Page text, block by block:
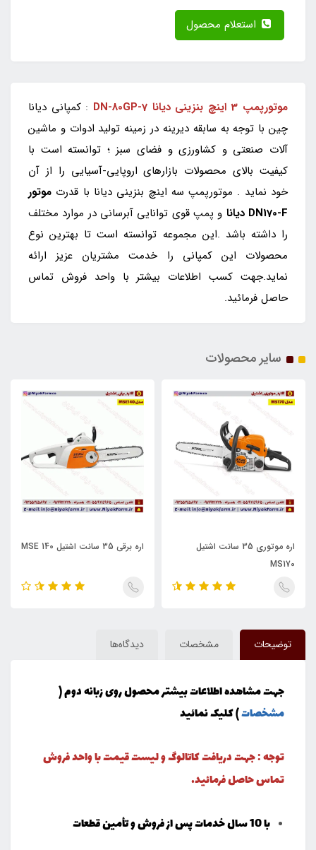
موتورپمپ 3 اینچ بنزینی دیانا DN-80GP-7 : کمپانی دیانا
چین با توجه به سابقه دیرینه در زمینه تولید ادوات و ماشین
آلات صنعتی و کشاورزی و فضای سبز ؛ توانسته است با
کیفیت بالای محصولات بازارهای اروپایی-آسیایی را از آن
خود نماید . موتورپمپ سه اینچ بنزینی دیانا با قدرت موتور
DN170-F دیانا
و پمپ قوی توانایی آبرسانی در موارد مختلف
را داشته باشد .این مجموعه توانسته است تا بهترین نوع
محصولات این کمپانی را خدمت مشتریان عزیز ارائه
نماید.جهت کسب اطلاعات بیشتر با واحد فروش تماس
حاصل فرمائید.
سایر محصولات
اره موتوری 35 سانت اشتیل
MS170
اره برقی 35 سانت اشتیل MSE 140
توضیحات مشخصات دیدگاه‌ها
جهت مشاهده اطلاعات بیشتر محصول روی زبانه دوم (
مشخصات) کلیک نمائید
توجه : جهت دریافت کاتالوگ و لیست قیمت با واحد فروش
تماس حاصل فرمائید.
با 10 سال خدمات پس از فروش و تأمین قطعات